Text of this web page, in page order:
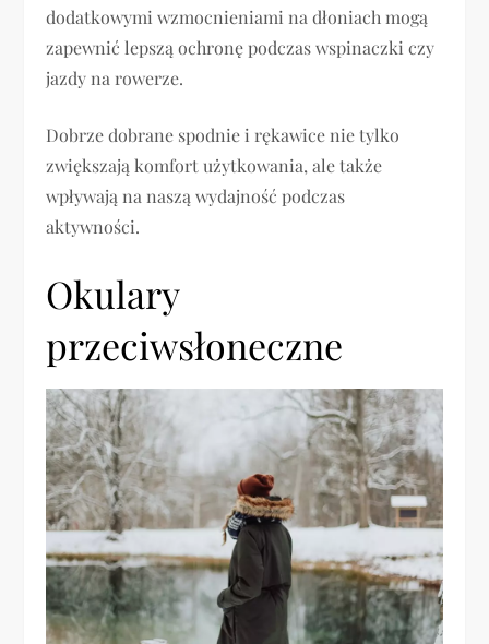
dodatkowymi wzmocnieniami na dłoniach mogą
zapewnić lepszą ochronę podczas wspinaczki czy
jazdy na rowerze.
Dobrze dobrane spodnie i rękawice nie tylko
zwiększają komfort użytkowania, ale także
wpływają na naszą wydajność podczas
aktywności.
Okulary
przeciwsłoneczne